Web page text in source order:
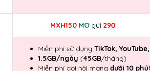
MXH150 MO gửi 290
Miễn phí sử dụng TikTok,
1.5GB/ngày (45GB/tháng)
Miễn phí gọi nội mạng dưới 10